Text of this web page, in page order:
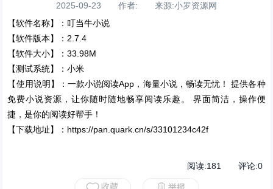
2025-09-23 作者: 来源:小罗资源网
【软件名称】：叮当牛小说
【软件版本】：2.7.4
【软件大小】：33.98M
【测试系统】：小米
【使用说明】：一款小说阅读App，海量小说，畅读无忧！ 提供各种
免费小说资源，让你随时随地畅享阅读乐趣。 界面简洁，操作便
捷，是你的阅读好帮手！
【下载地址】：https://pan.quark.cn/s/33101234c42f
阅读:181 评论:0